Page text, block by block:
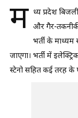
म ध्य प्रदेश
और गैर-
भर्ती के
जाएगा। भर्ती में
स्टेनो सहित कई तरह के